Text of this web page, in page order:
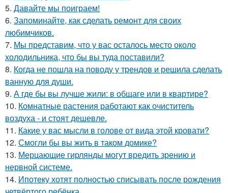
5. Давайте мы поиграем!
6. Запоминайте, как сделать ремонт для своих
любимчиков.
7. Мы представим, что у вас осталось место около
холодильника, что бы вы туда поставили?
8. Когда не пошла на поводу у трендов и решила сделать
ванную для души.
9. А где бы вы лучше жили: в общаге или в квартире?
10. Комнатные растения работают как очиститель
воздуха - и стоят дешевле.
11. Какие у вас мысли в голове от вида этой кровати?
12. Смогли бы вы жить в таком домике?
13. Мерцающие гирлянды могут вредить зрению и
нервной системе.
14. Ипотеку хотят полностью списывать после рождения